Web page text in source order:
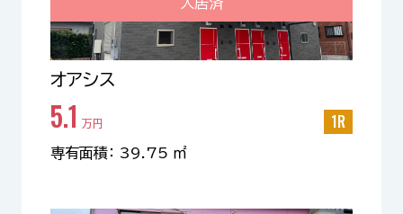
オアシス
5.1 万円 1R
専有面積： 39.75 ㎡